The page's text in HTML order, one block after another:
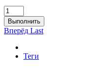
Выполнить
Вперёд Last
Теги